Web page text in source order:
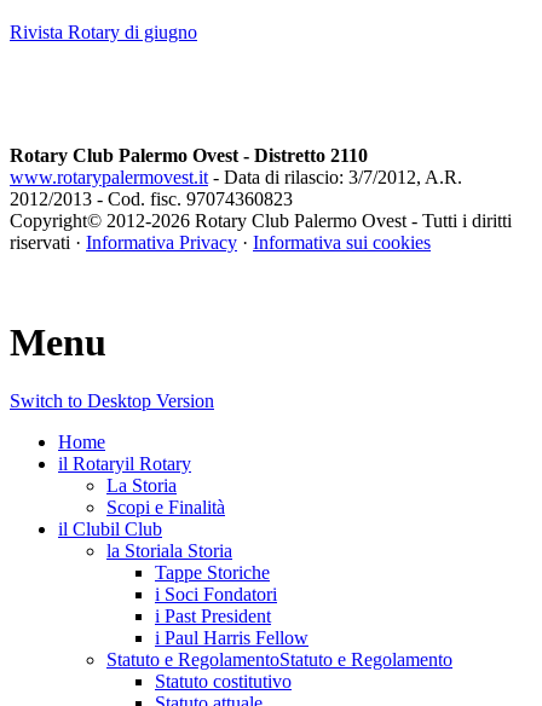
Rivista Rotary di giugno
Rotary Club Palermo Ovest - Distretto 2110
www.rotarypalermovest.it - Data di rilascio: 3/7/2012, A.R.
2012/2013 - Cod. fisc. 97074360823
Copyright© 2012-2026 Rotary Club Palermo Ovest - Tutti i diritti
riservati · Informativa Privacy · Informativa sui cookies
Menu
Switch to Desktop Version
Home
il Rotaryil Rotary
La Storia
Scopi e Finalità
il Clubil Club
la Storiala Storia
Tappe Storiche
i Soci Fondatori
i Past President
i Paul Harris Fellow
Statuto e RegolamentoStatuto e Regolamento
Statuto costitutivo